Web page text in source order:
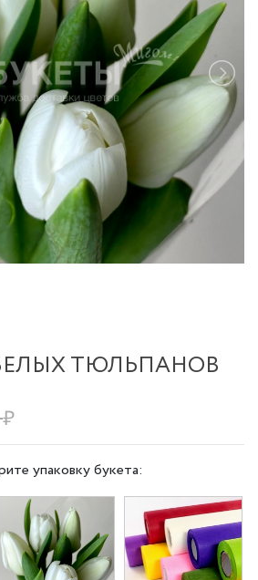
ТЮЛЬПАНОВ
упаковку букета: